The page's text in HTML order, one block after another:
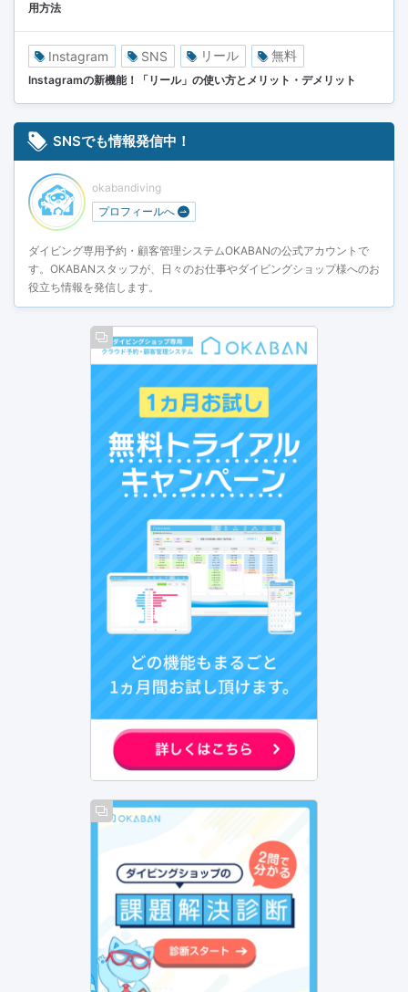
用方法
Instagram SNS リール 無料
Instagramの新機能！「リール」の使い方とメリット・デメリット
SNSでも情報発信中！
okabandiving
プロフィールへ
ダイビング専用予約・顧客管理システムOKABANの公式アカウントで
す。OKABANスタッフが、日々のお仕事やダイビングショップ様へのお
役立ち情報を発信します。